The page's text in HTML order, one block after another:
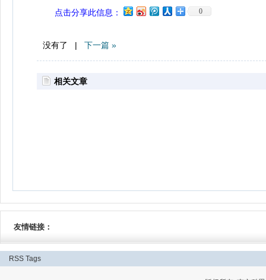
点击分享此信息：
0
没有了 | 下一篇 »
相关文章
友情链接：
RSS Tags